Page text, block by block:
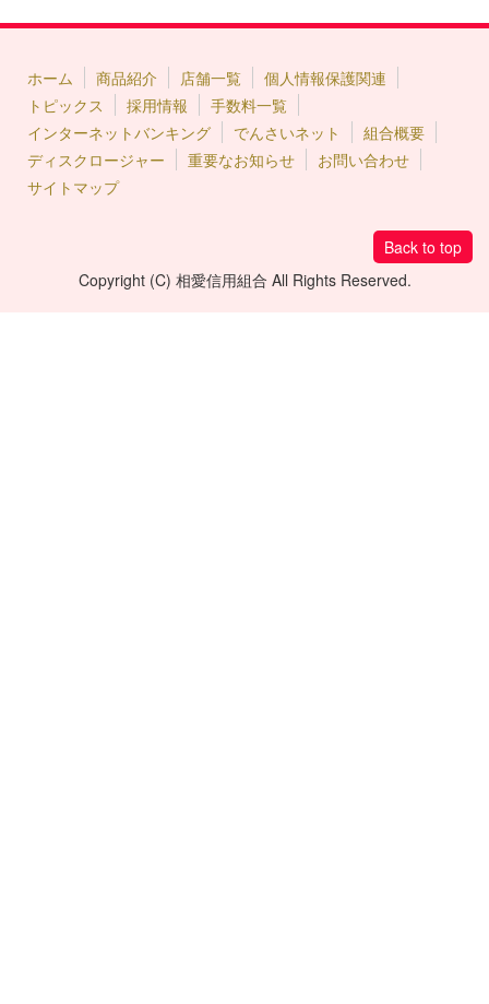
ホーム 商品紹介 店舗一覧
個人情報保護関連
トピックス
採用情報
手数料一覧
インターネットバンキング
でんさいネット
組合概要
ディスクロージャー
重要なお知らせ
お問い合わせ
サイトマップ
Back to top
Copyright (C) 相愛信用組合 All Rights Reserved.